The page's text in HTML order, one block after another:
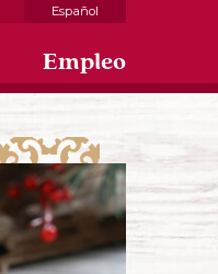
Español
Empleo